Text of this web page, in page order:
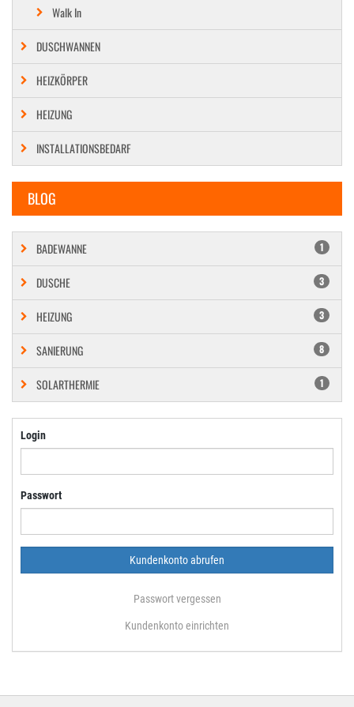
Walk In
DUSCHWANNEN
HEIZKÖRPER
HEIZUNG
INSTALLATIONSBEDARF
BLOG
BADEWANNE 1
DUSCHE 3
HEIZUNG 3
SANIERUNG 8
SOLARTHERMIE 1
Login
Passwort
Passwort vergessen
Kundenkonto einrichten